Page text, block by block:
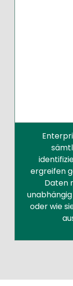
ergreifen
Daten
oder wie